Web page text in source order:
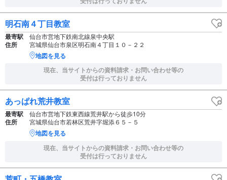
明石南４丁目教室
最寄駅 仙台市営地下鉄南北線泉中央駅
住所 宮城県仙台市泉区明石南４丁目１０－２２
地図を見る
現在、当サイトからの資料請求・お問い合わせ等の
受付は行っておりません
あっぱれ荒井教室
最寄駅 仙台市営地下鉄東西線荒井駅から徒歩10分
住所 宮城県仙台市若林区荒井字堀添６５－５
地図を見る
現在、当サイトからの資料請求・お問い合わせ等の
受付は行っておりません